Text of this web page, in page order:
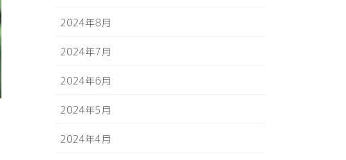
2024年8月
2024年7月
2024年6月
2024年5月
2024年4月